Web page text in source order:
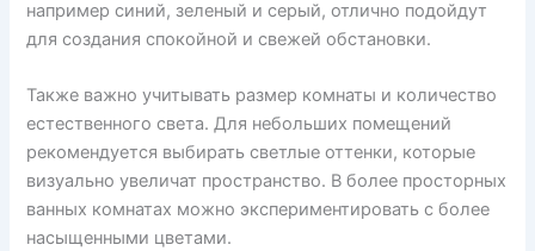
например синий, зеленый и серый, отлично подойдут
для создания спокойной и свежей обстановки.
Также важно учитывать размер комнаты и количество
естественного света. Для небольших помещений
рекомендуется выбирать светлые оттенки, которые
визуально увеличат пространство. В более просторных
ванных комнатах можно экспериментировать с более
насыщенными цветами.